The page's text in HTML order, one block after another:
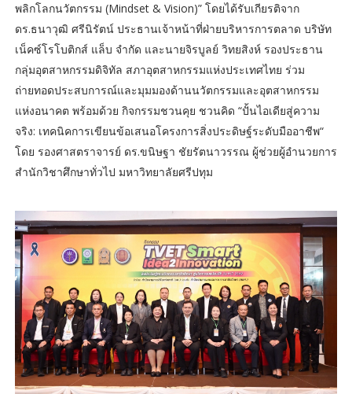
พลิกโลกนวัตกรรม (Mindset & Vision)” โดยได้รับเกียรติจาก
ดร.ธนาวุฒิ ศรีนิรัตน์ ประธานเจ้าหน้าที่ฝ่ายบริหารการตลาด บริษัท
เน็คซ์โรโบติกส์ แล็บ จำกัด และนายจิรบูลย์ วิทยสิงห์ รองประธาน
กลุ่มอุตสาหกรรมดิจิทัล สภาอุตสาหกรรมแห่งประเทศไทย ร่วม
ถ่ายทอดประสบการณ์และมุมมองด้านนวัตกรรมและอุตสาหกรรม
แห่งอนาคต พร้อมด้วย กิจกรรมชวนคุย ชวนคิด “ปั้นไอเดียสู่ความ
จริง: เทคนิคการเขียนข้อเสนอโครงการสิ่งประดิษฐ์ระดับมืออาชีพ“
โดย รองศาสตราจารย์ ดร.ขนิษฐา ชัยรัตนาวรรณ ผู้ช่วยผู้อำนวยการ
สำนักวิชาศึกษาทั่วไป มหาวิทยาลัยศรีปทุม